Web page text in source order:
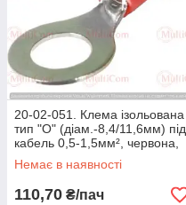
20-02-051. Клема ізольована
тип "О" (діам.-8,4/11,6мм) під
кабель 0,5-1,5мм², червона,
100 шт/пачка
Немає в наявності
110,70 ₴/пач